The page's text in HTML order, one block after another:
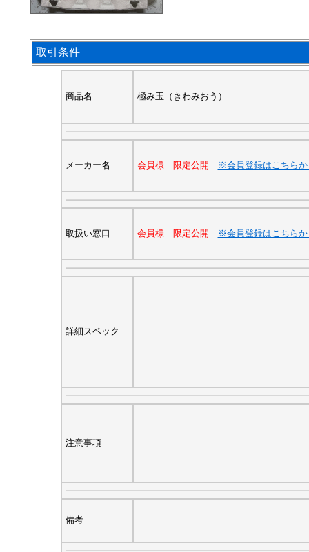
取引条件
商品名 極み玉（きわみおう）
メーカー名 会員様 限定公開 ※会員登録はこちらか
取扱い窓口 会員様 限定公開 ※会員登録はこちらか
詳細スペック
注意事項
備考